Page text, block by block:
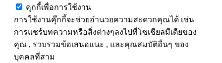
คุกกี้เพื่อการใช้งาน
การใช้งานคุ๊กกี้จะช่วยอำนวยความสะดวกคุณได้ เช่น
การแชร์บทความหรือสิ่งต่างๆลงไปที่โซเชียลมีเดียของ
คุณ , รวบรวมข้อเสนอแนะ , และคุณสมบัติอื่นๆ ของ
บุคคลที่สาม